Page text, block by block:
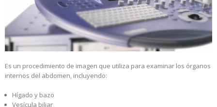
Es un procedimiento de imagen que utiliza para examinar los órganos
internos del abdomen, incluyendo:
Hígado y bazo
Vesícula biliar